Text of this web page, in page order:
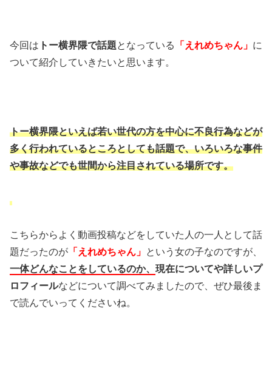
今回は トー横界隈で話題となっている 「えれめちゃん」 に
ついて紹介していきたいと思います。
トー横界隈といえば若い世代の方を中心に不良行為などが
多く行われているところとしても話題で、いろいろな事件
や事故などでも世間から注目されている場所です。
こちらからよく動画投稿などをしていた人の一人として話
題だったのが 「えれめちゃん」 という女の子なのですが、
一体どんなことをしているのか、 現在についてや詳しいプ
ロフィールなどについて調べてみましたので、 ぜひ最後ま
で読んでいってくださいね。